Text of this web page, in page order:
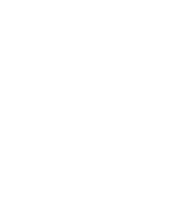
izby.